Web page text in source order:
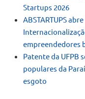
Startups 2026
ABSTARTUPS
empreendedores
Patente da UFPB
populares da
esgoto